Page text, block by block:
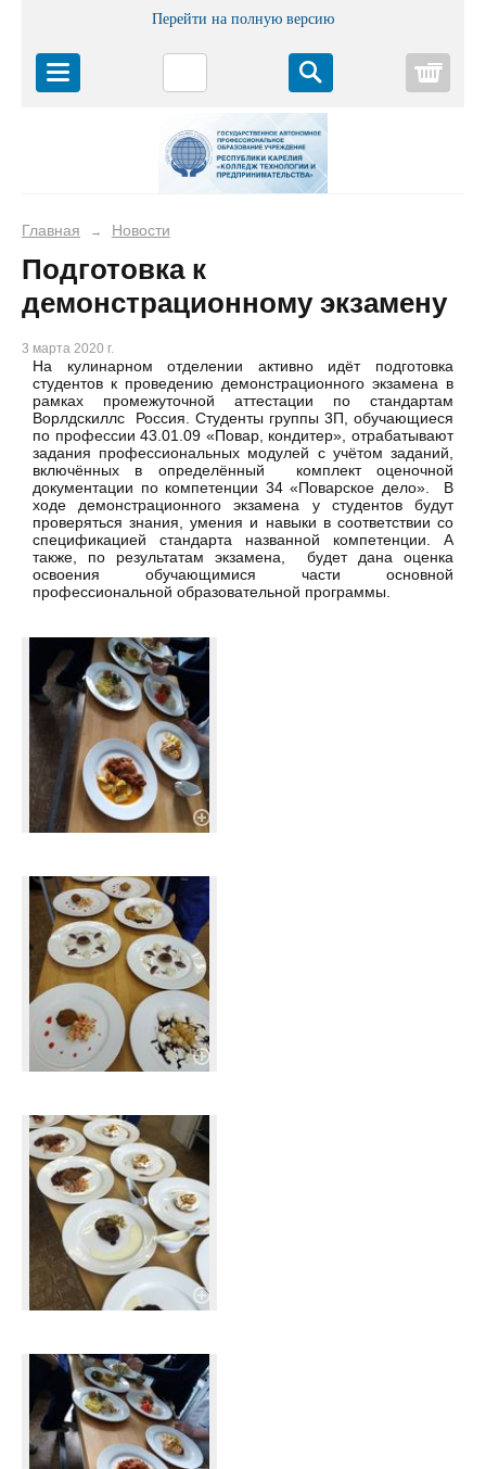
Перейти на полную версию
Главная → Новости
Подготовка к
демонстрационному экзамену
3 марта 2020 г.
На кулинарном отделении активно идёт подготовка
студентов к проведению демонстрационного экзамена в
рамках промежуточной аттестации по стандартам
Ворлдскиллс Россия. Студенты группы 3П, обучающиеся
по профессии 43.01.09 «Повар, кондитер», отрабатывают
задания профессиональных модулей с учётом заданий,
включённых в определённый комплект оценочной
документации по компетенции 34 «Поварское дело». В
ходе демонстрационного экзамена у студентов будут
проверяться знания, умения и навыки в соответствии со
спецификацией стандарта названной компетенции. А
также, по результатам экзамена, будет дана оценка
освоения обучающимися части основной
профессиональной образовательной программы.